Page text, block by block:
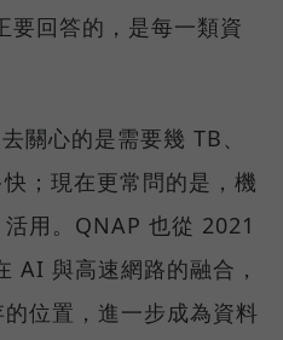
要回答的，是每一類資
關心的是需要幾 TB、
；現在更常問的是，機
用。QNAP 也從 2021
AI 與高速網路的融合，
位置，進一步成為資料